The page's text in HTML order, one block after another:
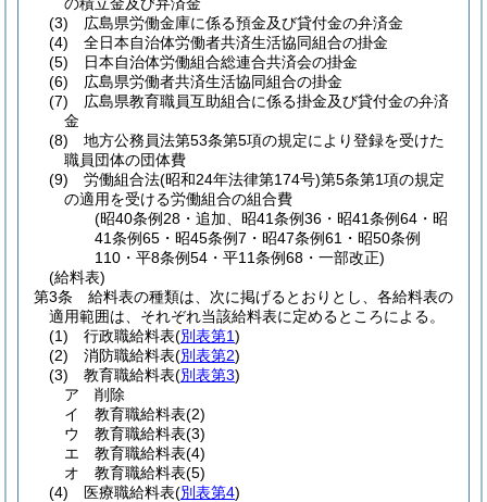
(3)
広島県労働金庫に係る預金及び貸付金の弁済金
(4)
全日本自治体労働者共済生活協同組合の掛金
(5)
日本自治体労働組合総連合共済会の掛金
(6)
広島県労働者共済生活協同組合の掛金
(7)
広島県教育職員互助組合に係る掛金及び貸付金の弁済
金
(8)
地方公務員法第53条第5項の規定により登録を受けた
職員団体の団体費
(9)
労働組合法(昭和24年法律第174号)第5条第1項の規定
の適用を受ける労働組合の組合費
(昭40条例28・追加、昭41条例36・昭41条例64・昭
41条例65・昭45条例7・昭47条例61・昭50条例
110・平8条例54・平11条例68・一部改正)
(給料表)
第3条
給料表の種類は、次に掲げるとおりとし、各給料表の
適用範囲は、それぞれ当該給料表に定めるところによる。
(1)
行政職給料表(別表第1)
(2)
消防職給料表(別表第2)
(3)
教育職給料表(別表第3)
ア
削除
イ
教育職給料表(2)
ウ
教育職給料表(3)
エ
教育職給料表(4)
オ
教育職給料表(5)
(4)
医療職給料表(別表第4)